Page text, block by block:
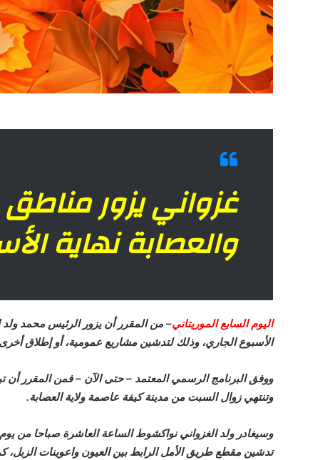
غزواني يزور
والعصابة نهاية
اليوم السابع الموريتاني– من المقرر أن يزور الرئيس محمد ولد
الأسبوع الجاري، وذلك لتدشين مشاريع عمومية، أو إطلاق
وتنتهي زوال السبت من مدينة كيفة عاصمة ولاية العصابة.
وسيغادر ولد الغزواني نواكشوط الساعة العاشرة صباحا من
تدشين مقطع طريق الأمل الرابط بين العيون واعوينات الزبل، كما يعطي